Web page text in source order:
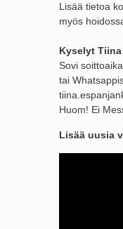
Lisää tietoa
myös
Kyselyt
Sovi
tai
Huom! Ei
Lisää uusia